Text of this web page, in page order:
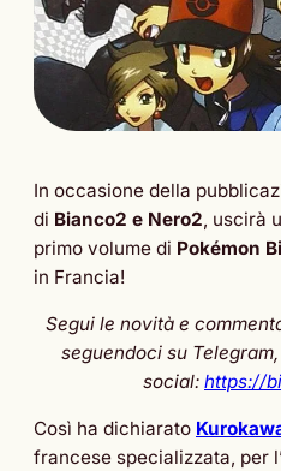
In occasione della
di Bianco2 e Nero2, uscirà
primo volume di Pokémon
in Francia!
Segui le novità e
seguendoci su
social: https://
Così ha dichiarato
francese specializzata, per